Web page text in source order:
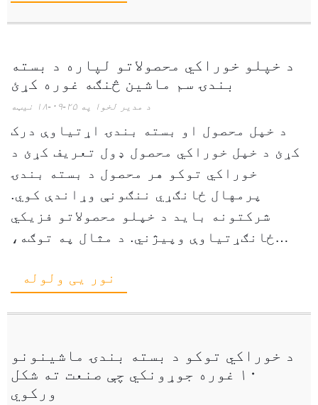
د خپلو خوراکي محصولاتو لپاره د بسته
بندۍ سم ماشین څنګه غوره کړئ
د مدیر لخوا په ۲۵-۰۹-۱۸ نیټه
د خپل محصول او بسته بندۍ اړتیاوې درک
کړئ د خپل خوراکي محصول ډول تعریف کړئ د
خوراکي توکو هر محصول د بسته بندۍ
پرمهال ځانګړي ننګونې وړاندې کوي.
شرکتونه باید د خپلو محصولاتو فزیکي
ځانګړتیاوې وپیژني. د مثال په توګه،
نور یی ولوله
د خوراکي توکو د بسته بندۍ ماشینونو
۱۰ غوره جوړونکي چې صنعت ته شکل
ورکوي